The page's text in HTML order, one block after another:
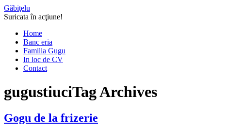
Găbiţelu
Suricata în acţiune!
Home
Banc eria
Familia Gugu
In loc de CV
Contact
gugustiuciTag Archives
Gogu de la frizerie